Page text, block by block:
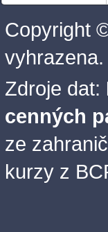
Copyright
vyhrazena.
Zdroje dat:
cenných
ze
kurzy z